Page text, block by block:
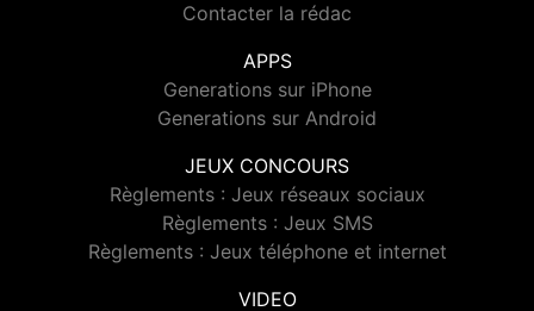
Contacter la rédac
APPS
Generations sur iPhone
Generations sur Android
JEUX CONCOURS
Règlements : Jeux réseaux sociaux
Règlements : Jeux SMS
Règlements : Jeux téléphone et internet
VIDEO